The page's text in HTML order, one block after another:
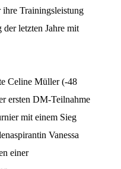
Trainingsleistung
letzten Jahre mit
Celine Müller (-48
ersten DM-Teilnahme
mit einem Sieg
Vanessa
einer